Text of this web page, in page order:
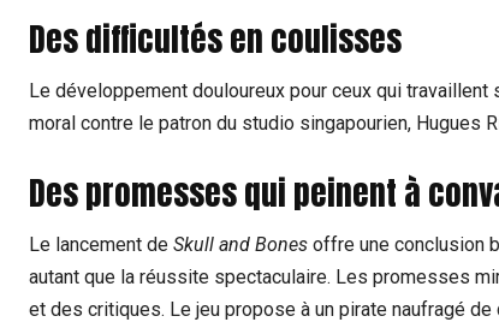
Des difficultés en coulisses
Le développement douloureux pour ceux qui
moral contre le patron du studio singapourien, Hugues
Des promesses qui peinent à
Le lancement de Skull and Bones offre une conclusion
autant que la réussite spectaculaire. Les promesses
et des critiques. Le jeu propose à un pirate naufragé